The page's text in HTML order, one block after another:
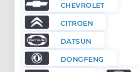
CHEVROLET
CITROEN
DATSUN
DONGFENG